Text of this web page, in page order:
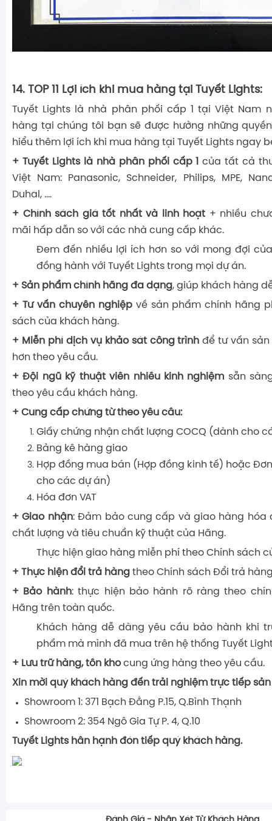
14. TOP 11 Lợi ích khi mua hàng tại Tuyết Lights:
Tuyết Lights là nhà phân phối cấp 1 tại Việt Nam
hàng tại chúng tôi bạn sẽ được hưởng những
hiểu thêm lợi ích khi mua hàng tại Tuyết Lights ngay
+ Tuyết Lights là nhà phân phối cấp 1 của tất cả
Việt Nam: Panasonic, Schneider, Philips, MPE,
Duhal, ….
+ Chính sách giá tốt nhất và linh hoạt + nhiều
mãi hấp dẫn so với các nhà cung cấp khác.
Đem đến nhiều lợi ích hơn so với mong đợi
đồng hành với Tuyết Lights trong mọi dự án.
+ Sản phẩm chính hãng đa dạng, giúp khách hàng
+ Tư vấn chuyên nghiệpvề sản phẩm chính hãng
sách của khách hàng.
+ Miễn phí dịch vụ khảo sát công trìnhđể tư vấn
hơn theo yêu cầu.
+ Đội ngũ kỹ thuật viên nhiều kinh nghiệm sẵn
theo yêu cầu khách hàng.
+ Cung cấp chứng từ theo yêu cầu:
Giấy chứng nhận chất lượng COCQ (dành cho
Bảng kê hàng giao
Hợp đồng mua bán (Hợp đồng kinh tế) hoặc
cho các dự án)
Hóa đơn VAT
+ Giao nhận: Đảm bảo cung cấp và giao hàng hóa
chất lượng và tiêu chuẩn kỹ thuật của Hãng.
Thực hiện giao hàng miễn phí theo Chính sách
+ Thực hiện đổi trả hàng theo Chính sách Đổi trả
+ Bảo hành: thực hiện bảo hành rõ ràng theo
Hãng trên toàn quốc.
Khách hàng dễ dàng yêu cầu bảo hành khi
phẩm mà mình đã mua trên hệ thống Tuyết
+ Lưu trữ hàng, tồn khocung ứng hàng theo yêu cầu.
Xin mời quý khách hàng đến trải nghiệm trực tiếp
Showroom 1: 371 Bạch Đằng P.15, Q.Bình Thạnh
Showroom 2: 354 Ngô Gia Tự P. 4, Q.10
Tuyết Lights hân hạnh đón tiếp quý khách hàng.